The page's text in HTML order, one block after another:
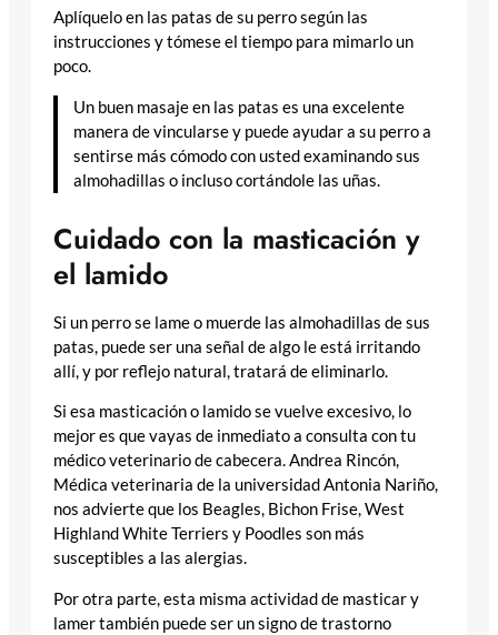
Aplíquelo en las patas de su perro según las
instrucciones y tómese el tiempo para mimarlo un
poco.
Un buen masaje en las patas es una excelente
manera de vincularse y puede ayudar a su perro a
sentirse más cómodo con usted examinando sus
almohadillas o incluso cortándole las uñas.
Cuidado con la masticación y
el lamido
Si un perro se lame o muerde las almohadillas de sus
patas, puede ser una señal de algo le está irritando
allí, y por reflejo natural, tratará de eliminarlo.
Si esa masticación o lamido se vuelve excesivo, lo
mejor es que vayas de inmediato a consulta con tu
médico veterinario de cabecera. Andrea Rincón,
Médica veterinaria de la universidad Antonia Nariño,
nos advierte que los Beagles, Bichon Frise, West
Highland White Terriers y Poodles son más
susceptibles a las alergias.
Por otra parte, esta misma actividad de masticar y
lamer también puede ser un signo de trastorno